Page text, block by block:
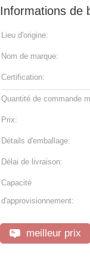
Informations de
Lieu d'origine:
Nom de marque:
Certification:
Quantité de commande
Prix:
Détails d'emballage:
Délai de livraison:
Capacité
d'approvisionnement:
meilleur prix